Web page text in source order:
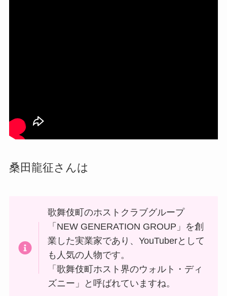
桑田龍征さんは
歌舞伎町のホストクラブグループ
「NEW GENERATION GROUP」を創
業した実業家であり、YouTuberとして
も人気の人物です。
「歌舞伎町ホスト界のウォルト・ディ
ズニー」と呼ばれていますね。